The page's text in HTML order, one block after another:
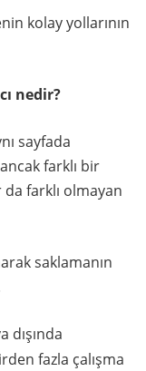
kolay yollarının
nedir?
sayfada
farklı bir
farklı olmayan
saklamanın
fazla çalışma